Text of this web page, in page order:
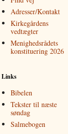
Adresser/Kontakt
Kirkegårdens
vedtægter
Menighedsrådets
konstituering 2026
Links
Bibelen
Tekster til næste
søndag
Salmebogen